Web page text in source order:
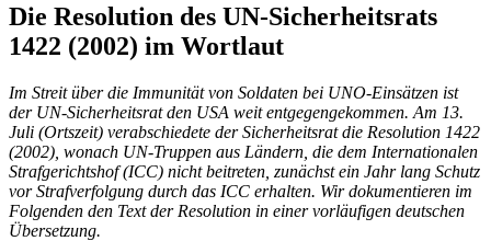
Die Resolution des UN-Sicherheitsrats
1422 (2002) im Wortlaut
Im Streit über die Immunität von Soldaten bei UNO-Einsätzen ist
der UN-Sicherheitsrat den USA weit entgegengekommen. Am 13.
Juli (Ortszeit) verabschiedete der Sicherheitsrat die Resolution 1422
(2002), wonach UN-Truppen aus Ländern, die dem Internationalen
Strafgerichtshof (ICC) nicht beitreten, zunächst ein Jahr lang Schutz
vor Strafverfolgung durch das ICC erhalten. Wir dokumentieren im
Folgenden den Text der Resolution in einer vorläufigen deutschen
Übersetzung.